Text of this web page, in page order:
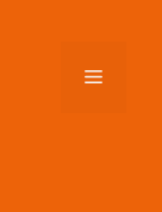
Menu